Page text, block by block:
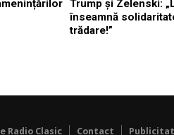
Trump și Zelenski:
înseamnă
trădare!”
Radio Clasic Contact